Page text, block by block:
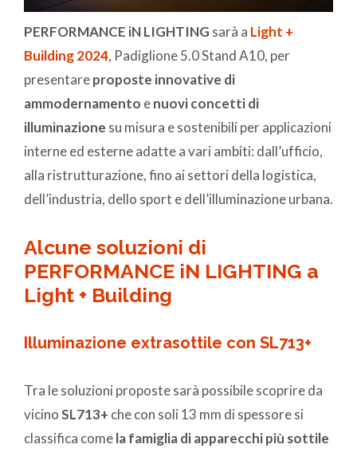
PERFORMANCE iN LIGHTING sarà a Light +
Building 2024, Padiglione 5.0 Stand A10, per
presentareproposte innovative di
ammodernamento enuovi concetti di
illuminazione su misura e sostenibili per applicazioni
interne ed esterne adatte a vari ambiti: dall’ufficio,
alla ristrutturazione, fino ai settori della logistica,
dell’industria, dello sport e dell’illuminazione urbana.
Alcune soluzioni di
PERFORMANCE iN LIGHTING a
Light + Building
Illuminazione extrasottile con SL713+
Tra le soluzioni proposte sarà possibile scoprire da
vicinoSL713+ che con soli 13 mm di spessore si
classifica comela famiglia di apparecchi più sottile